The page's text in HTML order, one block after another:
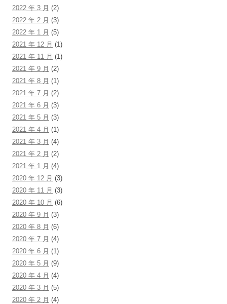
2022 年 3 月 (2)
2022 年 2 月 (3)
2022 年 1 月 (5)
2021 年 12 月 (1)
2021 年 11 月 (1)
2021 年 9 月 (2)
2021 年 8 月 (1)
2021 年 7 月 (2)
2021 年 6 月 (3)
2021 年 5 月 (3)
2021 年 4 月 (1)
2021 年 3 月 (4)
2021 年 2 月 (2)
2021 年 1 月 (4)
2020 年 12 月 (3)
2020 年 11 月 (3)
2020 年 10 月 (6)
2020 年 9 月 (3)
2020 年 8 月 (6)
2020 年 7 月 (4)
2020 年 6 月 (1)
2020 年 5 月 (9)
2020 年 4 月 (4)
2020 年 3 月 (5)
2020 年 2 月 (4)